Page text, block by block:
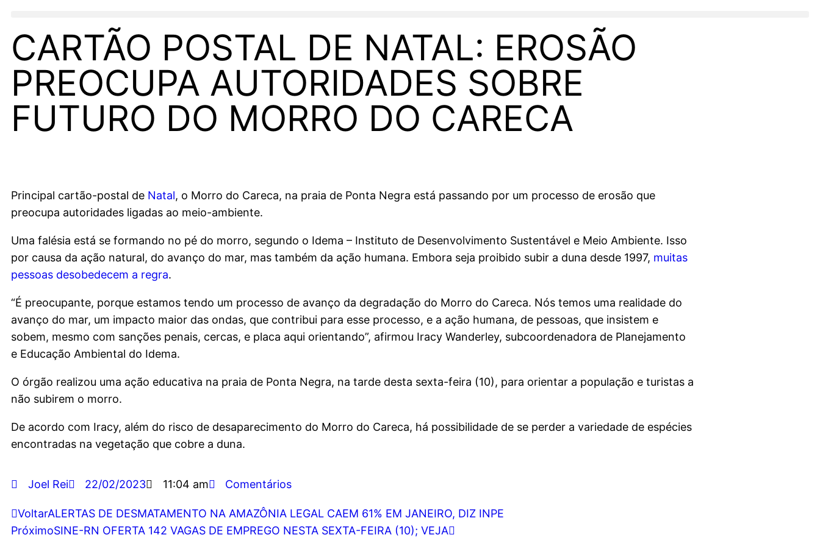
CARTÃO POSTAL DE NATAL: EROSÃO
PREOCUPA AUTORIDADES SOBRE
FUTURO DO MORRO DO CARECA
Principal cartão-postal de Natal, o Morro do Careca, na praia de Ponta Negra está passando por um processo de erosão que
preocupa autoridades ligadas ao meio-ambiente.
Uma falésia está se formando no pé do morro, segundo o Idema – Instituto de Desenvolvimento Sustentável e Meio Ambiente. Isso
por causa da ação natural, do avanço do mar, mas também da ação humana. Embora seja proibido subir a duna desde 1997, muitas
pessoas desobedecem a regra.
“É preocupante, porque estamos tendo um processo de avanço da degradação do Morro do Careca. Nós temos uma realidade do
avanço do mar, um impacto maior das ondas, que contribui para esse processo, e a ação humana, de pessoas, que insistem e
sobem, mesmo com sanções penais, cercas, e placa aqui orientando”, afirmou Iracy Wanderley, subcoordenadora de Planejamento
e Educação Ambiental do Idema.
O órgão realizou uma ação educativa na praia de Ponta Negra, na tarde desta sexta-feira (10), para orientar a população e turistas a
não subirem o morro.
De acordo com Iracy, além do risco de desaparecimento do Morro do Careca, há possibilidade de se perder a variedade de espécies
encontradas na vegetação que cobre a duna.
Joel Rei 22/02/2023 11:04 am Comentários
VoltarALERTAS DE DESMATAMENTO NA AMAZÔNIA LEGAL CAEM 61% EM JANEIRO, DIZ INPE
PróximoSINE-RN OFERTA 142 VAGAS DE EMPREGO NESTA SEXTA-FEIRA (10); VEJA